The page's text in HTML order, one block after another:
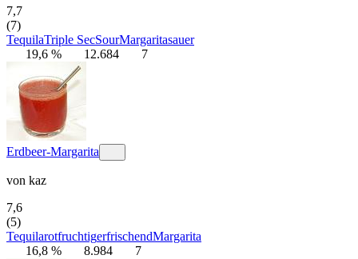
7,7
(7)
TequilaTriple SecSourMargaritasauer
19,6 %
12.684 7
Erdbeer-Margarita
von kaz
7,6
(5)
TequilarotfruchtigerfrischendMargarita
16,8 %
8.984 7